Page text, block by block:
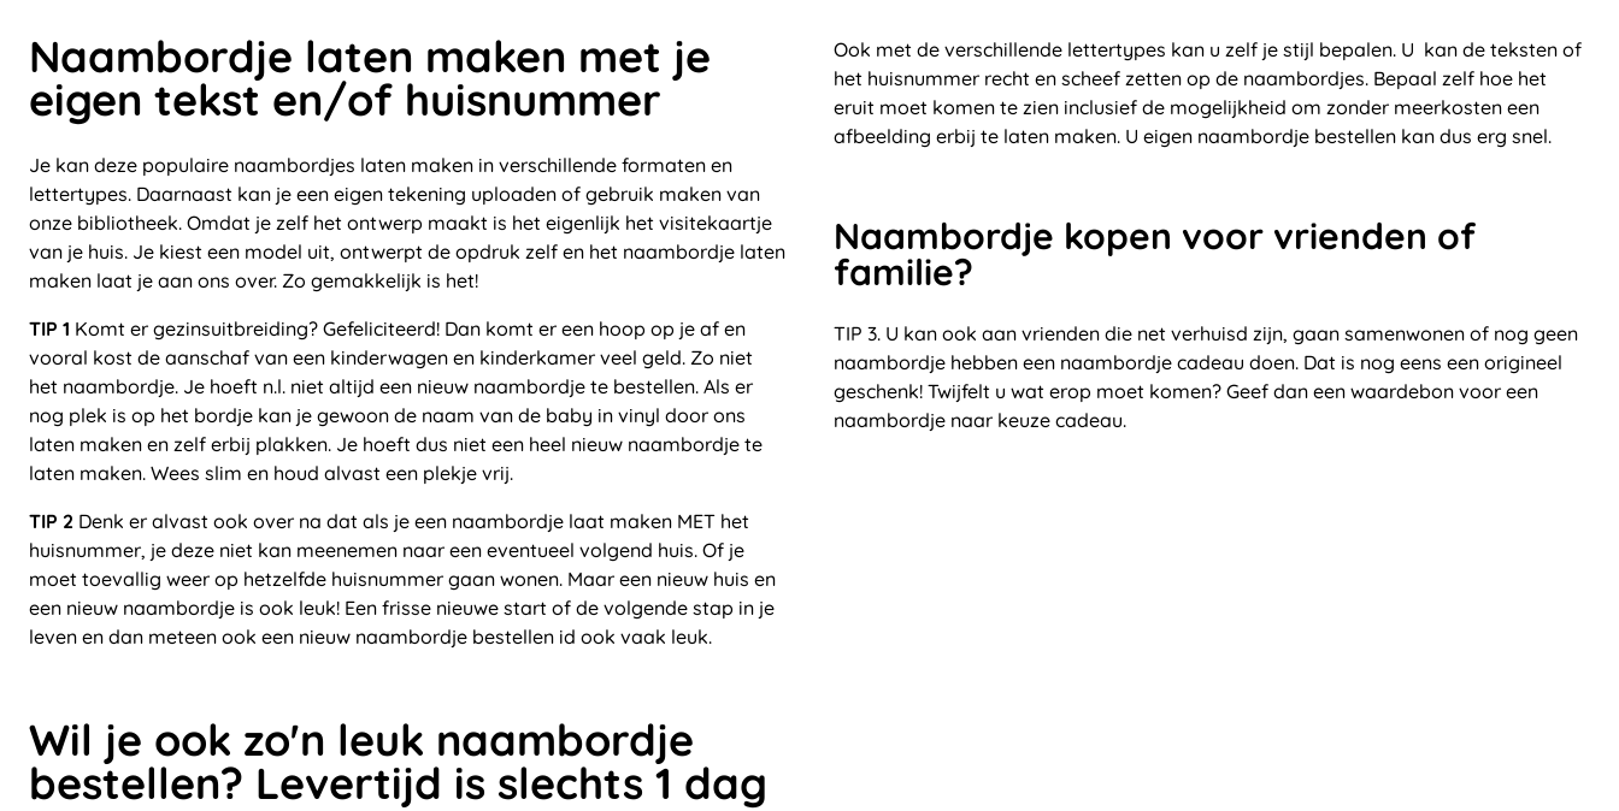
Naambordje laten maken met je
eigen tekst en/of huisnummer
Je kan deze populaire naambordjes laten maken in verschillende formaten en
lettertypes. Daarnaast kan je een eigen tekening uploaden of gebruik maken van
onze bibliotheek. Omdat je zelf het ontwerp maakt is het eigenlijk het visitekaartje
van je huis. Je kiest een model uit, ontwerpt de opdruk zelf en het naambordje laten
maken laat je aan ons over. Zo gemakkelijk is het!
TIP 1 Komt er gezinsuitbreiding? Gefeliciteerd! Dan komt er een hoop op je af en
vooral kost de aanschaf van een kinderwagen en kinderkamer veel geld. Zo niet
het naambordje. Je hoeft n.l. niet altijd een nieuw naambordje te bestellen. Als er
nog plek is op het bordje kan je gewoon de naam van de baby in vinyl door ons
laten maken en zelf erbij plakken. Je hoeft dus niet een heel nieuw naambordje te
laten maken. Wees slim en houd alvast een plekje vrij.
TIP 2 Denk er alvast ook over na dat als je een naambordje laat maken MET het
huisnummer, je deze niet kan meenemen naar een eventueel volgend huis. Of je
moet toevallig weer op hetzelfde huisnummer gaan wonen. Maar een nieuw huis en
een nieuw naambordje is ook leuk! Een frisse nieuwe start of de volgende stap in je
leven en dan meteen ook een nieuw naambordje bestellen id ook vaak leuk.
Wil je ook zo'n leuk naambordje
bestellen? Levertijd is slechts 1 dag
Ook met de verschillende lettertypes kan u zelf je stijl bepalen. U kan de teksten of
het huisnummer recht en scheef zetten op de naambordjes. Bepaal zelf hoe het
eruit moet komen te zien inclusief de mogelijkheid om zonder meerkosten een
afbeelding erbij te laten maken. U eigen naambordje bestellen kan dus erg snel.
Naambordje kopen voor vrienden of
familie?
TIP 3. U kan ook aan vrienden die net verhuisd zijn, gaan samenwonen of nog geen
naambordje hebben een naambordje cadeau doen. Dat is nog eens een origineel
geschenk! Twijfelt u wat erop moet komen? Geef dan een waardebon voor een
naambordje naar keuze cadeau.